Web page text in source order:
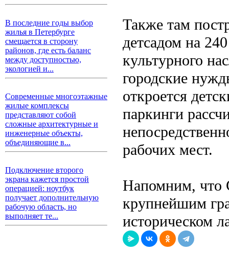
В последние годы выбор
жилья в Петербурге
смещается в сторону
районов, где есть баланс
между доступностью,
экологией и...
Современные многоэтажные
жилые комплексы
представляют собой
сложные архитектурные и
инженерные объекты,
объединяющие в...
Подключение второго
экрана кажется простой
операцией: ноутбук
получает дополнительную
рабочую область, но
выполняет те...
Также там
детсадом на
культурного
городские
откроется
паркинги
рабочих мест.
Напомним, что
крупнейшим
историческом